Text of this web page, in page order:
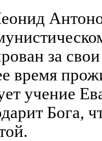
за
время
учение
Бога,